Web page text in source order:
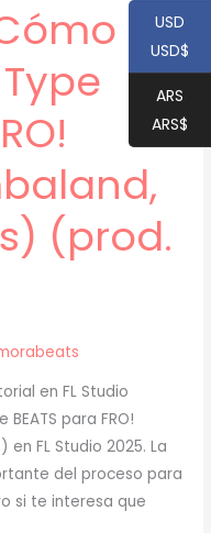
(prod.
en FL Studio
para FRO!
en FL Studio 2025. La
del proceso para
si te interesa que
USD
USD$
ARS
ARS$